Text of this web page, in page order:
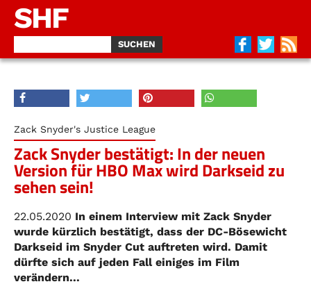
SHF
Zack Snyder's Justice League
Zack Snyder bestätigt: In der neuen
Version für HBO Max wird Darkseid zu
sehen sein!
22.05.2020 In einem Interview mit Zack Snyder
wurde kürzlich bestätigt, dass der DC-Bösewicht
Darkseid im Snyder Cut auftreten wird. Damit
dürfte sich auf jeden Fall einiges im Film
verändern...